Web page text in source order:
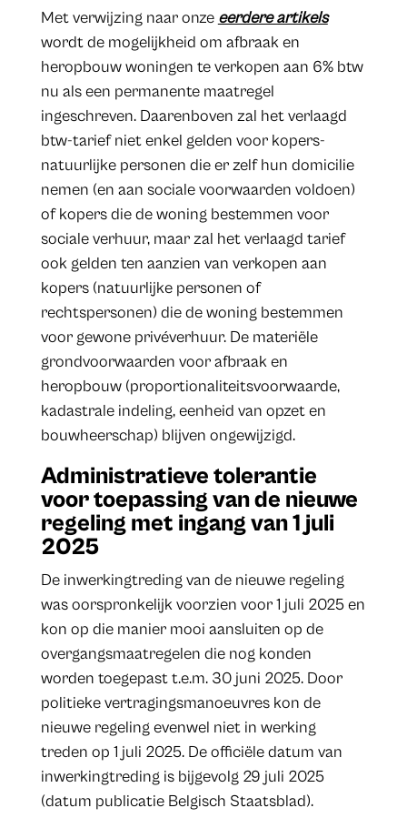
Met verwijzing naar onze eerdere artikels
wordt de mogelijkheid om afbraak en
heropbouw woningen te verkopen aan 6% btw
nu als een permanente maatregel
ingeschreven. Daarenboven zal het verlaagd
btw-tarief niet enkel gelden voor kopers-
natuurlijke personen die er zelf hun domicilie
nemen (en aan sociale voorwaarden voldoen)
of kopers die de woning bestemmen voor
sociale verhuur, maar zal het verlaagd tarief
ook gelden ten aanzien van verkopen aan
kopers (natuurlijke personen of
rechtspersonen) die de woning bestemmen
voor gewone privéverhuur. De materiële
grondvoorwaarden voor afbraak en
heropbouw (proportionaliteitsvoorwaarde,
kadastrale indeling, eenheid van opzet en
bouwheerschap) blijven ongewijzigd.
Administratieve tolerantie
voor toepassing van de nieuwe
regeling met ingang van 1 juli
2025
De inwerkingtreding van de nieuwe regeling
was oorspronkelijk voorzien voor 1 juli 2025 en
kon op die manier mooi aansluiten op de
overgangsmaatregelen die nog konden
worden toegepast t.e.m. 30 juni 2025. Door
politieke vertragingsmanoeuvres kon de
nieuwe regeling evenwel niet in werking
treden op 1 juli 2025. De officiële datum van
inwerkingtreding is bijgevolg 29 juli 2025
(datum publicatie Belgisch Staatsblad).